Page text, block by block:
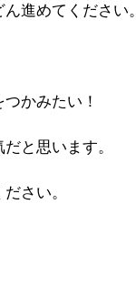
進めてください。
かみたい！
と思います。
さい。